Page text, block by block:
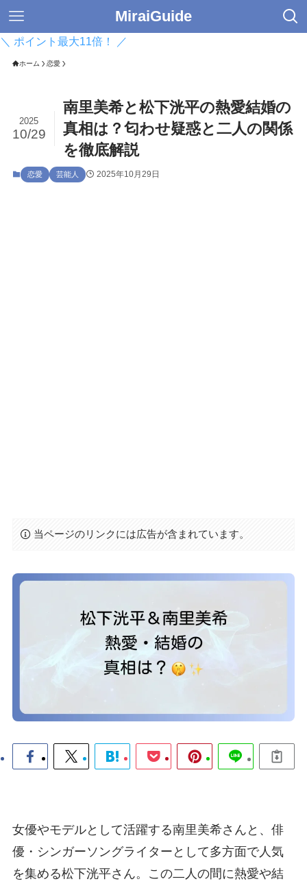
MiraiGuide
＼ ポイント最大11倍！ ／
ホーム 恋愛
南里美希と松下洸平の熱愛結婚の
真相は？匂わせ疑惑と二人の関係
を徹底解説
2025
10/29
恋愛 芸能人 2025年10月29日
当ページのリンクには広告が含まれています。
女優やモデルとして活躍する南里美希さんと、俳
優・シンガーソングライターとして多方面で人気
を集める松下洸平さん。この二人の間に熱愛や結